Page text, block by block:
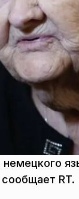
RT.